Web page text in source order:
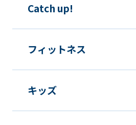
the
We
that
Catch up!
フィットネス
キッズ